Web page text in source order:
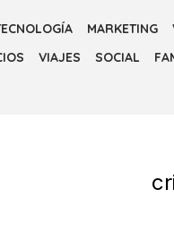
MARKETING
VIAJES SOCIAL